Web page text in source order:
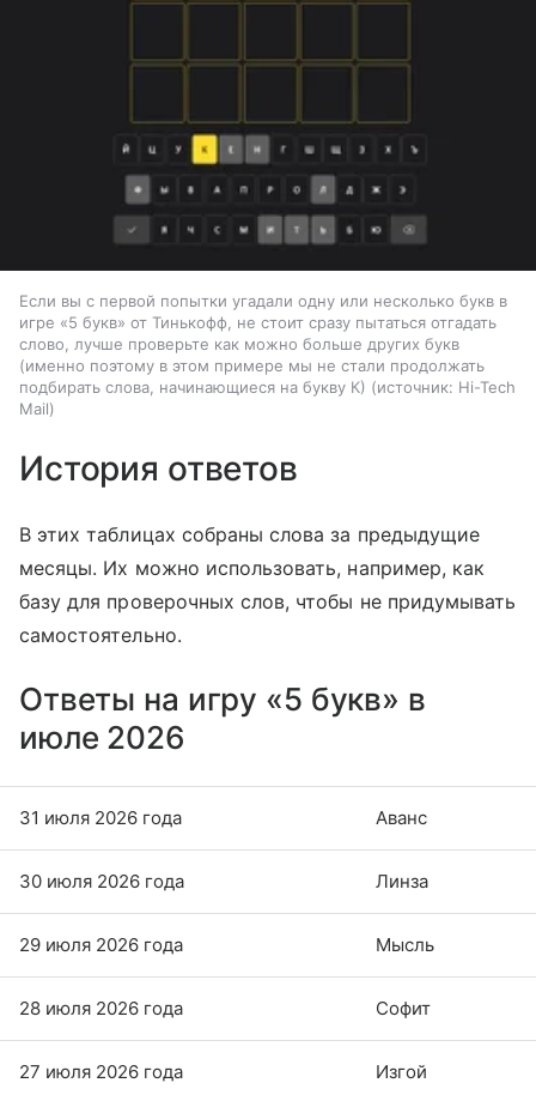
Если вы с первой попытки угадали одну или несколько букв в
игре «5 букв» от Тинькофф, не стоит сразу пытаться отгадать
слово, лучше проверьте как можно больше других букв
(именно поэтому в этом примере мы не стали продолжать
подбирать слова, начинающиеся на букву К)
источник: Hi-Tech
Mail
История ответов
В этих таблицах собраны слова за предыдущие
месяцы. Их можно использовать, например, как
базу для проверочных слов, чтобы не придумывать
самостоятельно.
Ответы на игру «5 букв» в
июле 2026
31 июля 2026 года Аванс
30 июля 2026 года Линза
29 июля 2026 года Мысль
28 июля 2026 года Софит
27 июля 2026 года Изгой